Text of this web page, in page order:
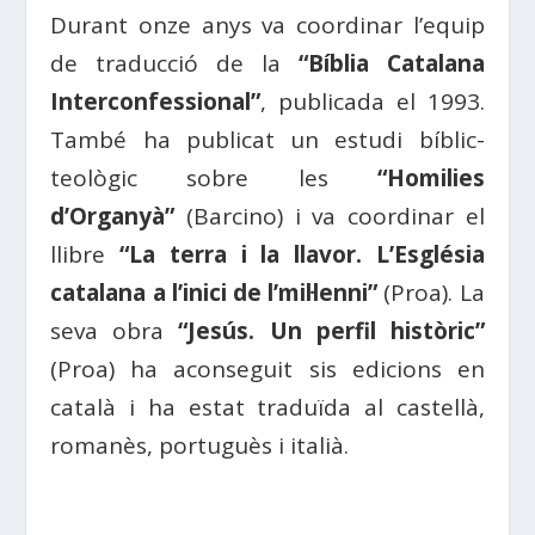
Durant onze anys va coordinar l’equip
de traducció de la “Bíblia Catalana
Interconfessional”, publicada el 1993.
També ha publicat un estudi bíblic-
teològic sobre les “Homilies
d’Organyà”(Barcino) i va coordinar el
llibre“La terra i la llavor. L’Església
catalana a l’inici de l’mil·lenni”(Proa). La
seva obra“Jesús. Un perfil històric”
(Proa) ha aconseguit sis edicions en
català i ha estat traduïda al castellà,
romanès, portuguès i italià.